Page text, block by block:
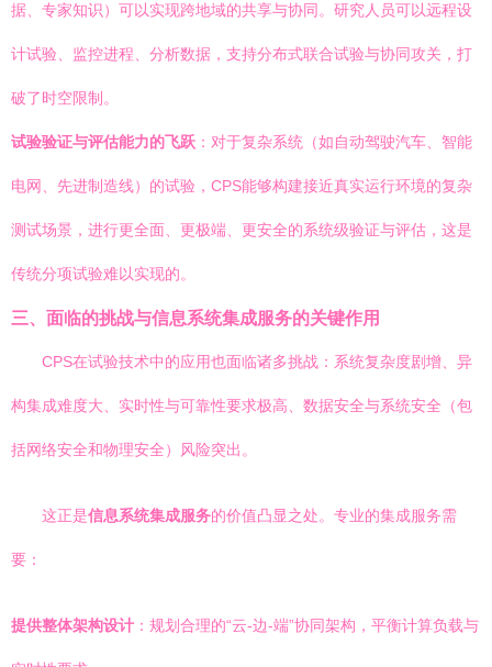
据、专家知识）可以实现跨地域的共享与协同。研究人员可以远程设
计试验、监控进程、分析数据，支持分布式联合试验与协同攻关，打
破了时空限制。
试验验证与评估能力的飞跃 ：对于复杂系统（如自动驾驶汽车、智能
电网、先进制造线）的试验，CPS能够构建接近真实运行环境的复杂
测试场景，进行更全面、更极端、更安全的系统级验证与评估，这是
传统分项试验难以实现的。
三、面临的挑战与信息系统集成服务的关键作用
CPS在试验技术中的应用也面临诸多挑战：系统复杂度剧增、异
构集成难度大、实时性与可靠性要求极高、数据安全与系统安全（包
括网络安全和物理安全）风险突出。
这正是信息系统集成服务的价值凸显之处。专业的集成服务需
要：
提供整体架构设计 ：规划合理的“云-边-端”协同架构，平衡计算负载与